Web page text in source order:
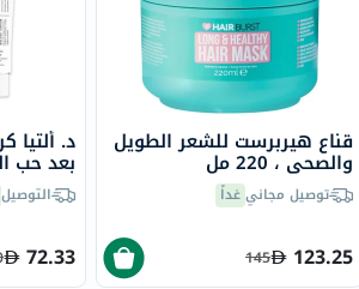
قناع هيربرست للشعر الطويل
والصحي ، 220 مل
توصيل مجانيغداً
123.25
145
بعد حب
التوصيل
72.33